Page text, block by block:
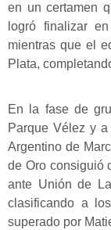
en un certamen
logró finalizar
mientras que el
Plata,
En la fase de
Parque Vélez y
Argentino de
de Oro consiguió
ante Unión de
clasificando a
superado por